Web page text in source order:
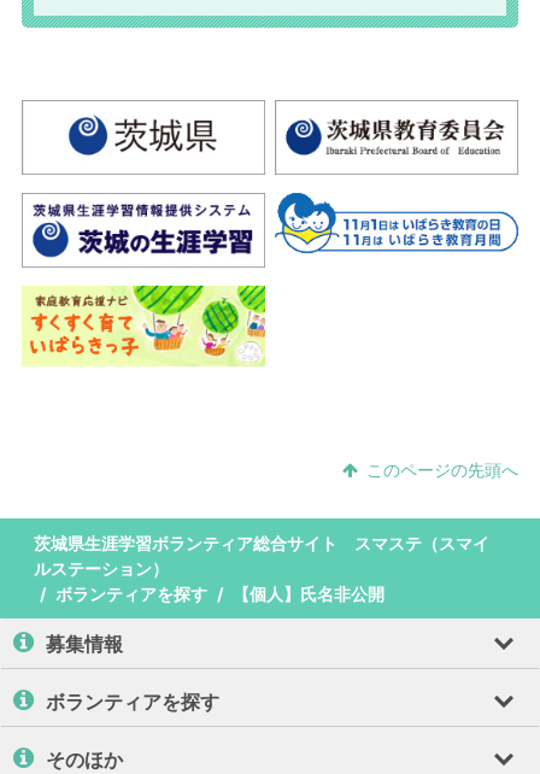
このページの先頭へ
茨城県生涯学習ボランティア総合サイト スマステ（スマイ
ルステーション）
ボランティアを探す
【個人】氏名非公開
募集情報
ボランティアを探す
そのほか